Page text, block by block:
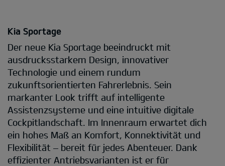
Kia Sportage
Der neue Kia Sportage beeindruckt mit
ausdrucksstarkem Design, innovativer
Technologie und einem rundum
zukunftsorientierten Fahrerlebnis. Sein
markanter Look trifft auf intelligente
Assistenzsysteme und eine intuitive digitale
Cockpitlandschaft. Im Innenraum erwartet dich
ein hohes Maß an Komfort, Konnektivität und
Flexibilität – bereit für jedes Abenteuer. Dank
effizienter Antriebsvarianten ist er für